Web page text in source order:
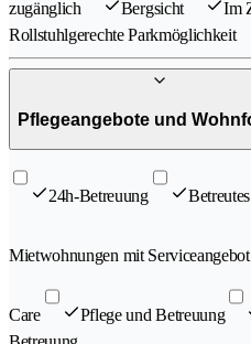
zugänglich Bergsicht Im
Rollstuhlgerechte Parkmöglichkeit
Pflegeangebote und
24h-Betreuung
Mietwohnungen mit Serviceangebot
Care Pflege und Betreuung